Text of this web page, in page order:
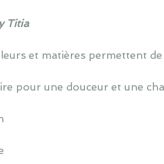
Titia
et matières permettent
pour une douceur et une